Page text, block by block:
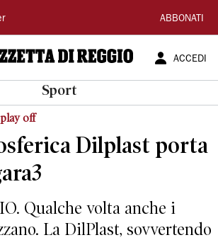
ABBONATI
ACCEDI
Sport
off
Dilplast porta
Qualche volta anche i
La DilPlast, sovvertendo